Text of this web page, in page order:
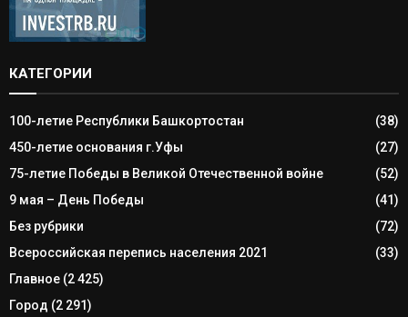
КАТЕГОРИИ
100-летие Республики Башкортостан
(38)
450-летие основания г.Уфы
(27)
75-летие Победы в Великой Отечественной войне
(52)
9 мая – День Победы
(41)
Без рубрики
(72)
Всероссийская перепись населения 2021
(33)
Главное (2 425)
Город (2 291)